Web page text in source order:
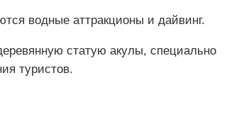
водные аттракционы и дайвинг.
статую акулы, специально
туристов.